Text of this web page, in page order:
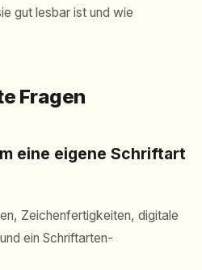
gut lesbar ist und wie
Fragen
eine eigene Schriftart
Zeichenfertigkeiten, digitale
ein Schriftarten-